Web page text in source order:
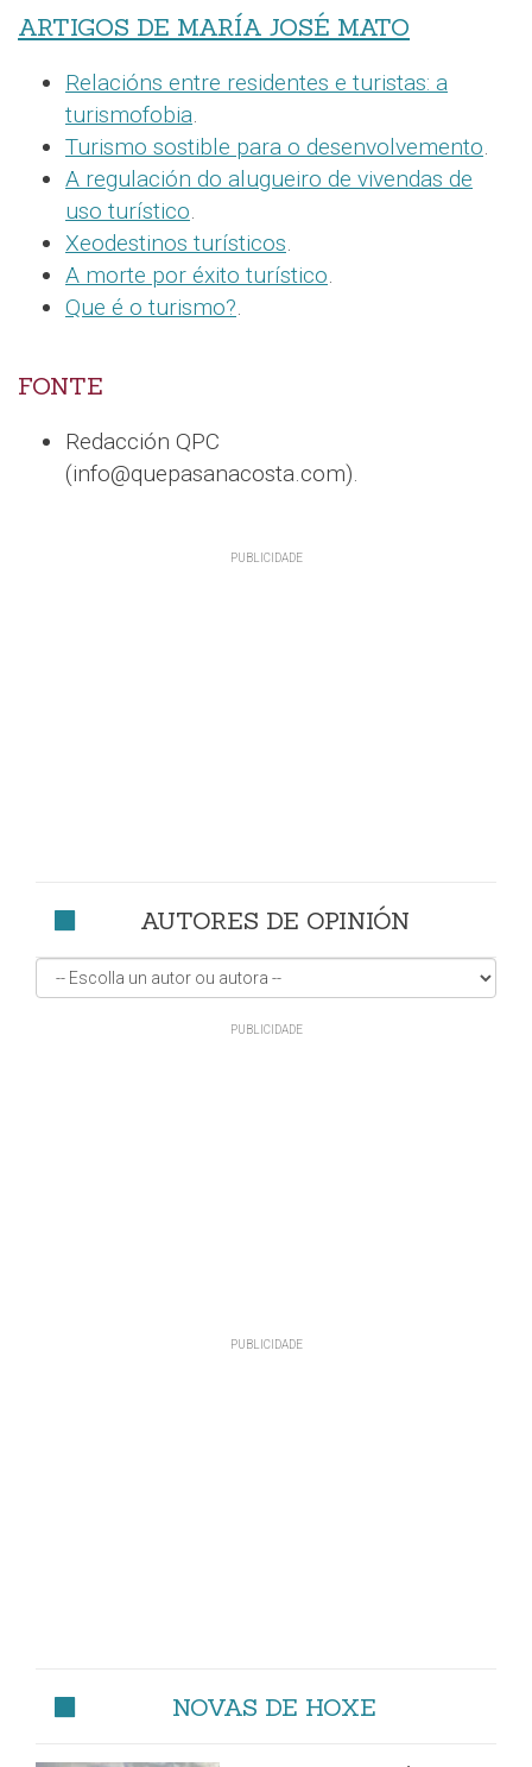
ARTIGOS DE MARÍA JOSÉ MATO
Relacións entre residentes e turistas: a
turismofobia.
Turismo sostible para o desenvolvemento.
A regulación do alugueiro de vivendas de
uso turístico.
Xeodestinos turísticos.
A morte por éxito turístico.
Que é o turismo?.
FONTE
Redacción QPC
(info@quepasanacosta.com).
AUTORES DE OPINIÓN
NOVAS DE HOXE